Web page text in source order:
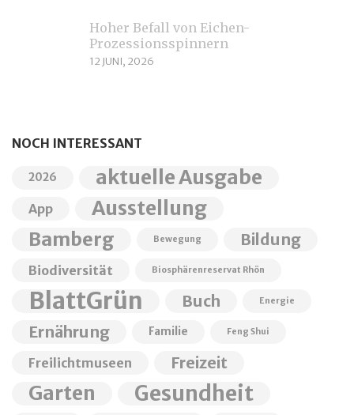
Hoher Befall von Eichen-
Prozessionsspinnern
12 JUNI, 2026
NOCH INTERESSANT
2026 aktuelle Ausgabe
App Ausstellung
Bamberg Bewegung Bildung
Biodiversität Biosphärenreservat Rhön
BlattGrün Buch Energie
Ernährung Familie Feng Shui
Freilichtmuseen Freizeit
Garten Gesundheit